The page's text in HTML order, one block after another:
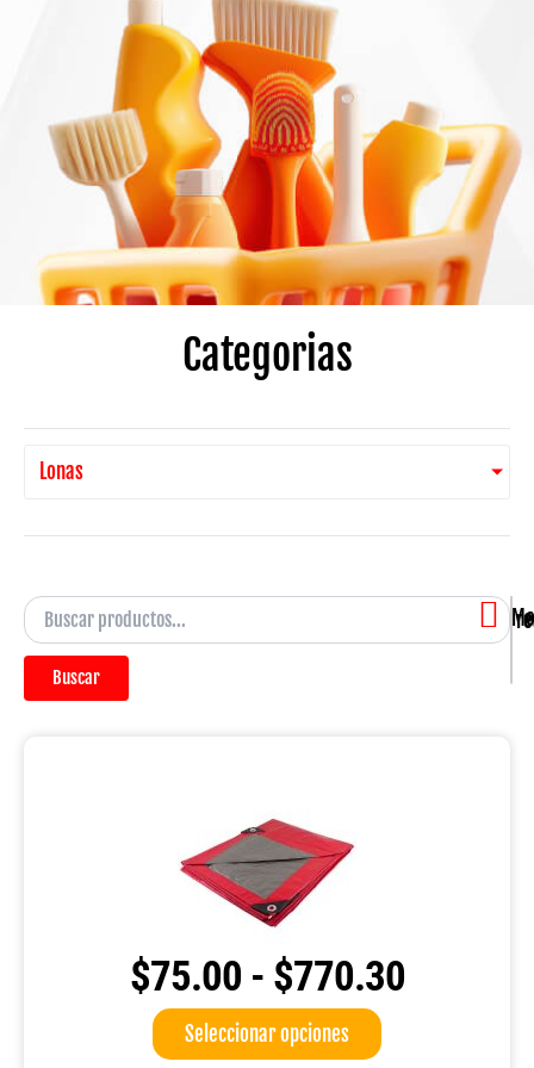
Categorias
Lonas
Buscar
$75.00 - $770.30Rango
Seleccionar opciones
Este
producto